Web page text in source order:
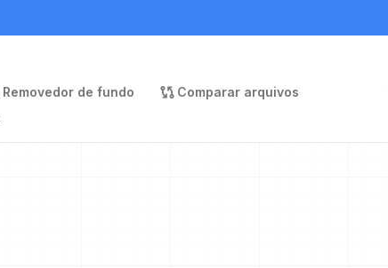
Removedor de fundo
Comparar arquivos